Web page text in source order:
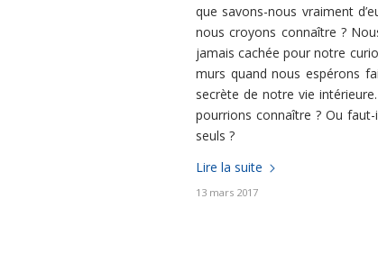
que savons-nous vraiment
nous croyons connaître ?
jamais cachée pour notre
murs quand nous espérons
secrète de notre vie
pourrions connaître ? Ou
seuls ?
Lire la suite
13 mars 2017